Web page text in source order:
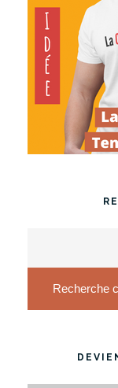
Recherche